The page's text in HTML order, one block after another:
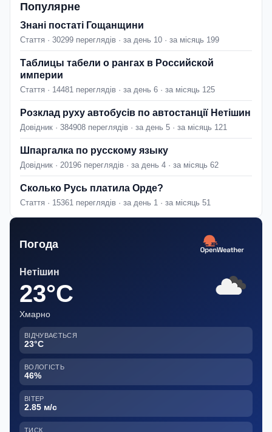
Популярне
Знані постаті Гощанщини
Стаття · 30299 переглядів · за день 10 · за місяць 199
Таблицы табели о рангах в Российской
империи
Стаття · 14481 переглядів · за день 6 · за місяць 125
Розклад руху автобусів по автостанції Нетішин
Довідник · 384908 переглядів · за день 5 · за місяць 121
Шпаргалка по русскому языку
Довідник · 20196 переглядів · за день 4 · за місяць 62
Сколько Русь платила Орде?
Стаття · 15361 переглядів · за день 1 · за місяць 51
Погода
Нетішин
23°C
Хмарно
ВІДЧУВАЄТЬСЯ
23°C
ВОЛОГІСТЬ
46%
ВІТЕР
2.85 м/с
ТИСК